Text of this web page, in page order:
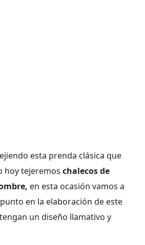
esta prenda clásica que
hoy tejeremos chalecos de
en esta ocasión vamos a
en la elaboración de este
un diseño llamativo y